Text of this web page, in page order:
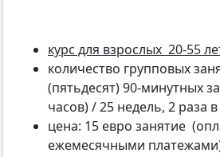
курс для взрослых 20-55
количество групповых
(пятьдесят) 90-минутных
часов) / 25 недель, 2 раза
цена: 15 евро занятие
ежемесячными